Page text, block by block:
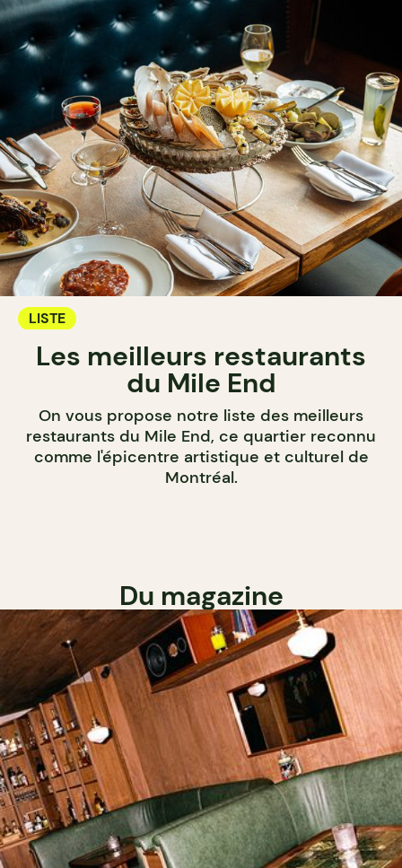
LISTE
Les meilleurs restaurants
du Mile End
On vous propose notre liste des meilleurs
restaurants du Mile End, ce quartier reconnu
comme l'épicentre artistique et culturel de
Montréal.
Du magazine